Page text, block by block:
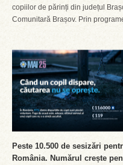
copiilor de părinți din județul
Comunitară Brașov. Prin
Peste 10.500 de sesizări
România. Numărul crește